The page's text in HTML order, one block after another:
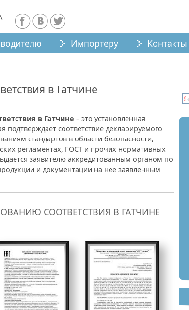
Импортеру Контакты
в Гатчине
в Гатчине – это установленная
подтверждает соответствие декларируемого
стандартов в области безопасности,
регламентах, ГОСТ и прочих нормативных
заявителю аккредитованным органом по
и документации на нее заявленным
СООТВЕТСТВИЯ В ГАТЧИНЕ